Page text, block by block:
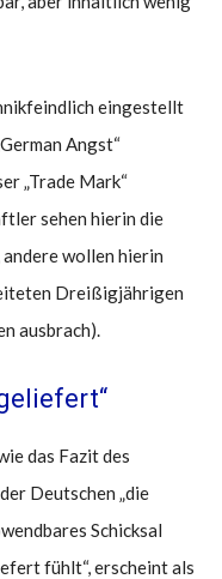
eingestellt
Angst“
„Trade Mark“
sehen hierin die
wollen hierin
Dreißigjährigen
ausbrach).
das Fazit des
Deutschen „die
Schicksal
fühlt“, erscheint als